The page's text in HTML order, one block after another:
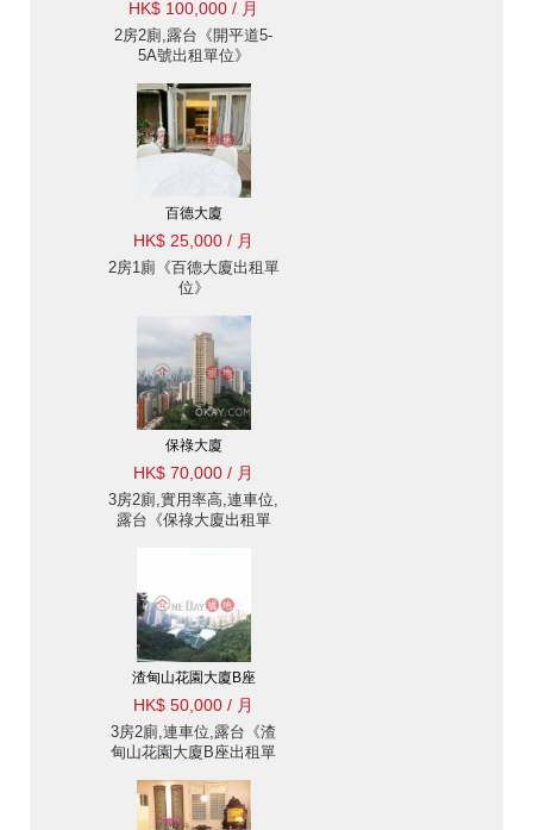
HK$ 100,000 / 月
2房2廁,露台《開平道5-
5A號出租單位》
百德大廈
HK$ 25,000 / 月
2房1廁《百德大廈出租單
位》
保祿大廈
HK$ 70,000 / 月
3房2廁,實用率高,連車位,
露台《保祿大廈出租單
渣甸山花園大廈B座
HK$ 50,000 / 月
3房2廁,連車位,露台《渣
甸山花園大廈B座出租單